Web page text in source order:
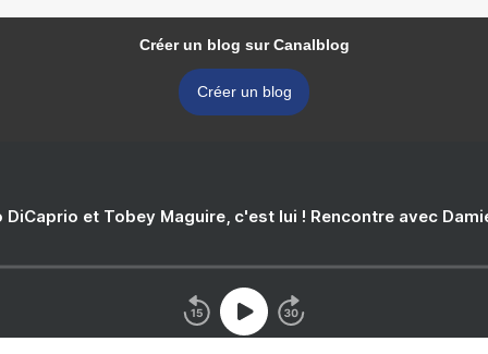
Créer un blog sur Canalblog
Créer un blog
DiCaprio et Tobey Maguire, c'est lui ! Rencontre avec